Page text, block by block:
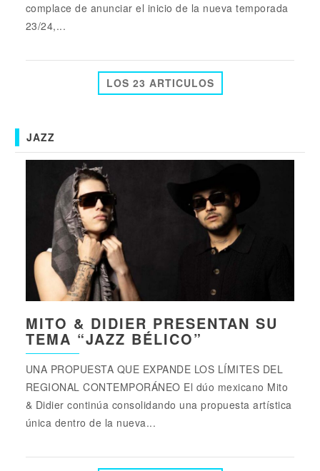
complace de anunciar el inicio de la nueva temporada
23/24,...
LOS 23 ARTICULOS
JAZZ
MITO & DIDIER PRESENTAN SU
TEMA “JAZZ BÉLICO”
UNA PROPUESTA QUE EXPANDE LOS LÍMITES DEL
REGIONAL CONTEMPORÁNEO El dúo mexicano Mito
& Didier continúa consolidando una propuesta artística
única dentro de la nueva...